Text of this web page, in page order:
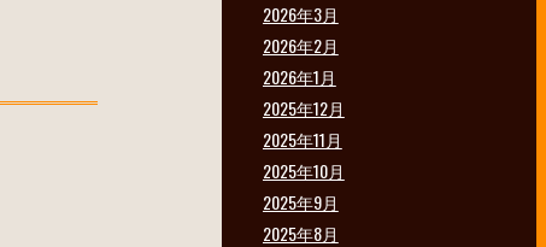
2026年3月
2026年2月
2026年1月
2025年12月
2025年11月
2025年10月
2025年9月
2025年8月